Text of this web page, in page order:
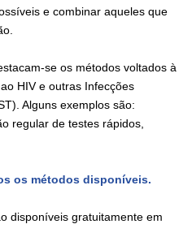
e combinar aqueles que
se os métodos voltados à
HIV e outras Infecções
Alguns exemplos são:
regular de testes rápidos,
os métodos disponíveis.
disponíveis gratuitamente em